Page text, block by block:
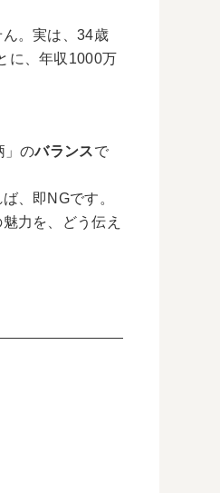
。実は、34歳
に、年収1000万
」のバランスで
、即NGです。
力を、どう伝え